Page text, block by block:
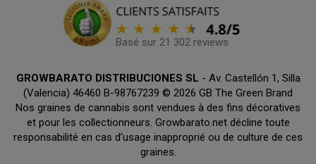
Basé sur 21 302 reviews
GROWBARATO DISTRIBUCIONES SL - Av. Castellón 1, Silla
(Valencia) 46460 B-98767239 © 2026 GB The Green Brand
Nos graines de cannabis sont vendues à des fins décoratives
et pour les collectionneurs. Growbarato.net décline toute
responsabilité en cas d’usage inapproprié ou de culture de ces
graines.